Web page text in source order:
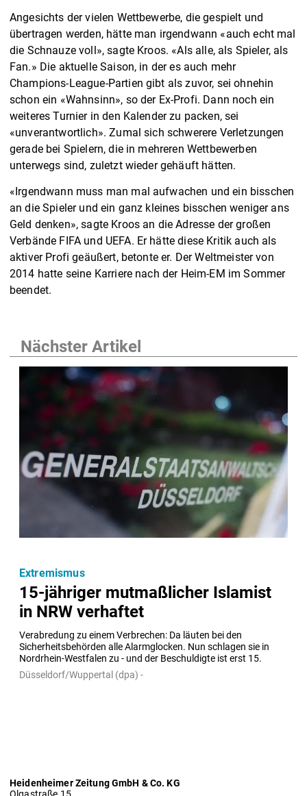
Angesichts der vielen Wettbewerbe, die gespielt und
übertragen werden, hätte man irgendwann «auch echt mal
die Schnauze voll», sagte Kroos. «Als alle, als Spieler, als
Fan.» Die aktuelle Saison, in der es auch mehr
Champions-League-Partien gibt als zuvor, sei ohnehin
schon ein «Wahnsinn», so der Ex-Profi. Dann noch ein
weiteres Turnier in den Kalender zu packen, sei
«unverantwortlich». Zumal sich schwerere Verletzungen
gerade bei Spielern, die in mehreren Wettbewerben
unterwegs sind, zuletzt wieder gehäuft hätten.
«Irgendwann muss man mal aufwachen und ein bisschen
an die Spieler und ein ganz kleines bisschen weniger ans
Geld denken», sagte Kroos an die Adresse der großen
Verbände FIFA und UEFA. Er hätte diese Kritik auch als
aktiver Profi geäußert, betonte er. Der Weltmeister von
2014 hatte seine Karriere nach der Heim-EM im Sommer
beendet.
Nächster Artikel
15-jähriger mutmaßlicher Islamist
in NRW verhaftet
Verabredung zu einem Verbrechen: Da läuten bei den
Sicherheitsbehörden alle Alarmglocken. Nun schlagen sie in
Nordrhein-Westfalen zu - und der Beschuldigte ist erst 15.
Extremismus
Düsseldorf/Wuppertal (dpa) -
Heidenheimer Zeitung GmbH & Co. KG